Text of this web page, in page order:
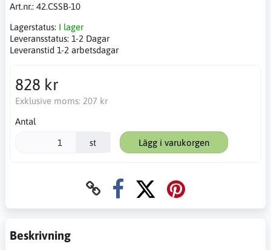
Art.nr.: 42.CSSB-10
Lagerstatus: I lager
Leveransstatus: 1-2 Dagar
Leveranstid 1-2 arbetsdagar
828 kr
Exklusive moms: 207 kr
Antal
st Lägg i varukorgen
Beskrivning